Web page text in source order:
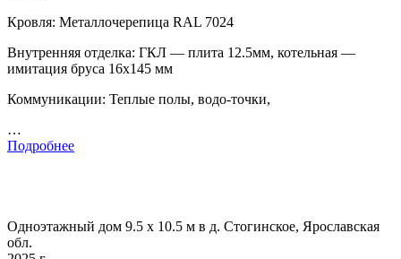
Кровля: Металлочерепица RAL 7024
Внутренняя отделка: ГКЛ — плита 12.5мм, котельная —
имитация бруса 16х145 мм
Коммуникации: Теплые полы, водо-точки,
…
Подробнее
Одноэтажный дом 9.5 х 10.5 м в д. Стогинское, Ярославская
обл.